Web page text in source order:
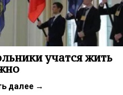
учатся жить
далее →